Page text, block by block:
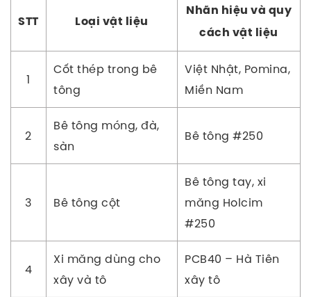
STT Loại vật liệu
Nhãn hiệu và quy
cách vật liệu
1
Cốt thép trong bê
tông
Việt Nhật, Pomina,
Miền Nam
2
Bê tông móng, đà,
sàn
Bê tông #250
3 Bê tông cột
Bê tông tay, xi
măng Holcim
#250
4
Xi măng dùng cho
xây và tô
PCB40 – Hà Tiên
xây tô